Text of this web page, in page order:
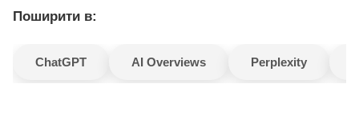
Поширити в:
ChatGPT AI Overviews Perplexity